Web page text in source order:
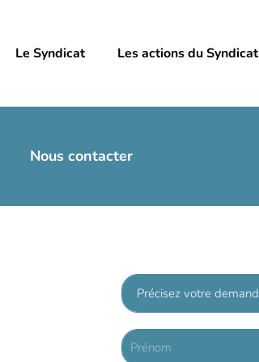
Le Syndicat Les actions du Syndicat
Nous contacter
L
i
s
e
d
N
o